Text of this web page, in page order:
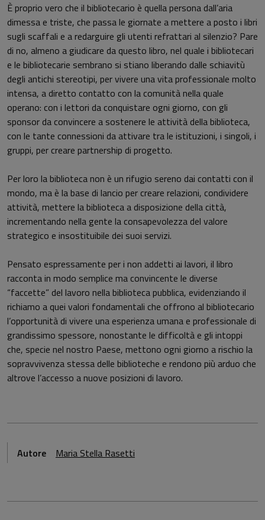
È proprio vero che il bibliotecario è quella persona dall’aria
dimessa e triste, che passa le giornate a mettere a posto i libri
sugli scaffali e a redarguire gli utenti refrattari al silenzio? Pare
di no, almeno a giudicare da questo libro, nel quale i bibliotecari
e le bibliotecarie sembrano si stiano liberando dalle schiavitù
degli antichi stereotipi, per vivere una vita professionale molto
intensa, a diretto contatto con la comunità nella quale
operano: con i lettori da conquistare ogni giorno, con gli
sponsor da convincere a sostenere le attività della biblioteca,
con le tante connessioni da attivare tra le istituzioni, i singoli, i
gruppi, per creare partnership di progetto.
Per loro la biblioteca non è un rifugio sereno dai contatti con il
mondo, ma è la base di lancio per creare relazioni, condividere
attività, mettere la biblioteca a disposizione della città,
incrementando nella gente la consapevolezza del valore
strategico e insostituibile dei suoi servizi.
Pensato espressamente per i non addetti ai lavori, il libro
racconta in modo semplice ma convincente le diverse
“faccette” del lavoro nella biblioteca pubblica, evidenziando il
richiamo a quei valori fondamentali che offrono al bibliotecario
l’opportunità di vivere una esperienza umana e professionale di
grandissimo spessore, nonostante le difficoltà e gli intoppi
che, specie nel nostro Paese, mettono ogni giorno a rischio la
sopravvivenza stessa delle biblioteche e rendono più arduo che
altrove l’accesso a nuove posizioni di lavoro.
Autore Maria Stella Rasetti